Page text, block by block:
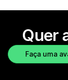
Quer
Faça uma